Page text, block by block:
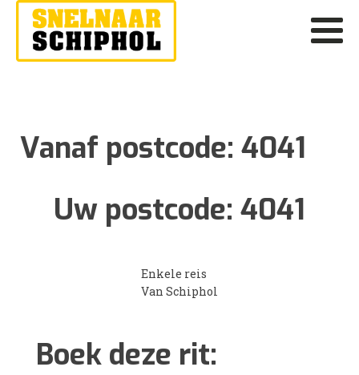
Vanaf postcode: 4041
Uw postcode: 4041
Enkele reis
Van Schiphol
Boek deze rit: